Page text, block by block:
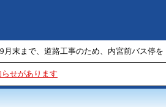
9月末まで、道路工事のため、内宮前バス停を
せがあります